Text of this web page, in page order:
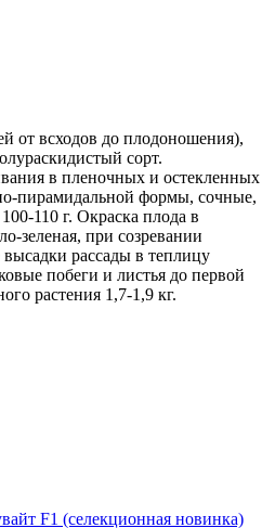
от всходов до плодоношения),
сорт.
в пленочных и остекленных
пирамидальной формы, сочные,
110 г. Окраска плода в
зеленая, при созревании
рассады в теплицу
побеги и листья до первой
растения 1,7-1,9 кг.